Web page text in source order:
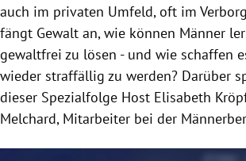
auch im privaten Umfeld, oft im
fängt Gewalt an, wie können Männer
gewaltfrei zu lösen - und wie schaffen
wieder straffällig zu werden? Darüber
dieser Spezialfolge Host Elisabeth
Melchard, Mitarbeiter bei der